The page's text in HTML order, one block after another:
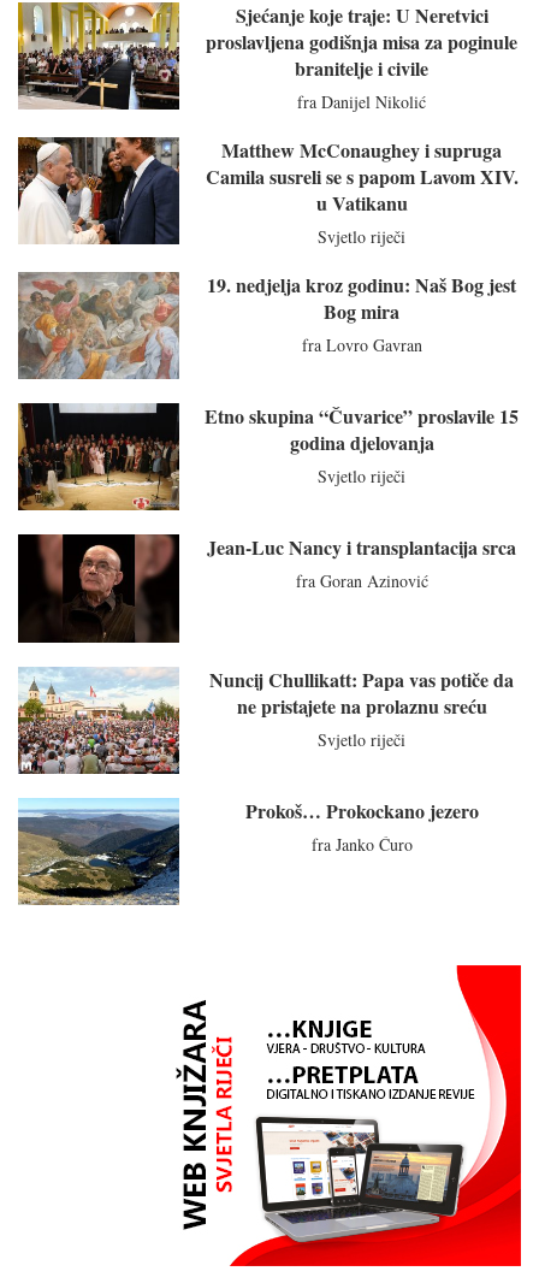
Sjećanje koje traje: U Neretvici
proslavljena godišnja misa za poginule
branitelje i civile
fra Danijel Nikolić
Matthew McConaughey i supruga
Camila susreli se s papom Lavom XIV.
u Vatikanu
Svjetlo riječi
19. nedjelja kroz godinu: Naš Bog jest
Bog mira
fra Lovro Gavran
Etno skupina “Čuvarice” proslavile 15
godina djelovanja
Svjetlo riječi
Jean-Luc Nancy i transplantacija srca
fra Goran Azinović
Nuncij Chullikatt: Papa vas potiče da
ne pristajete na prolaznu sreću
Svjetlo riječi
Prokoš… Prokockano jezero
fra Janko Ćuro